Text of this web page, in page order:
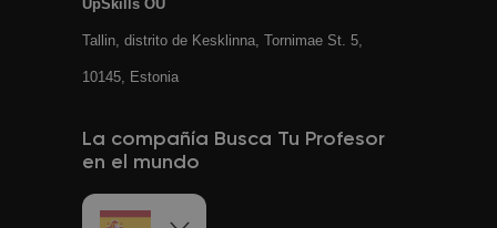
UpSkills OÜ
Tallin, distrito de Kesklinna, Tornimаe St. 5,
10145, Estonia
La compañía Busca Tu Profesor
en el mundo